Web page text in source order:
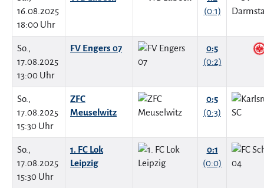
16.08.2025
18:00 Uhr
(0:1)
So.,
17.08.2025
13:00 Uhr
FV Engers 07
0:5
(0:2)
So.,
17.08.2025
15:30 Uhr
ZFC
Meuselwitz
0:5
(0:3)
So.,
17.08.2025
15:30 Uhr
1. FC Lok
Leipzig
0:1
(0:0)